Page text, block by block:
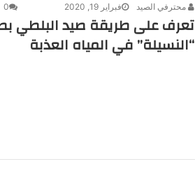
محترفي الصيد فبراير 19, 2020 0
تعرف على طريقة صيد البلطي
“النسيلة” في المياه العذبة